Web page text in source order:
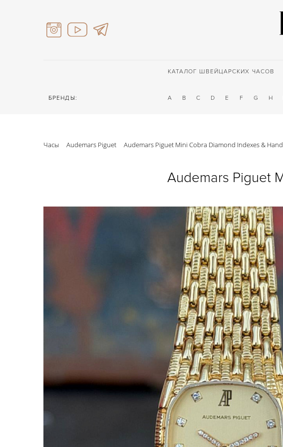
КАТАЛОГ ШВЕЙЦАРСКИХ ЧАСОВ
БРЕНДЫ: A B C D E F G H
Часы Audemars Piguet Audemars Piguet Mini Cobra Diamond Indexes &
Audemars Piguet